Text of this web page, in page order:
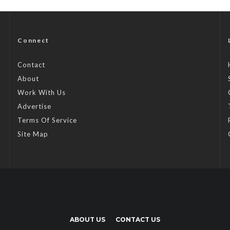
Connect
Contact
About
Work With Us
Advertise
Terms Of Service
Site Map
ABOUT US CONTACT US